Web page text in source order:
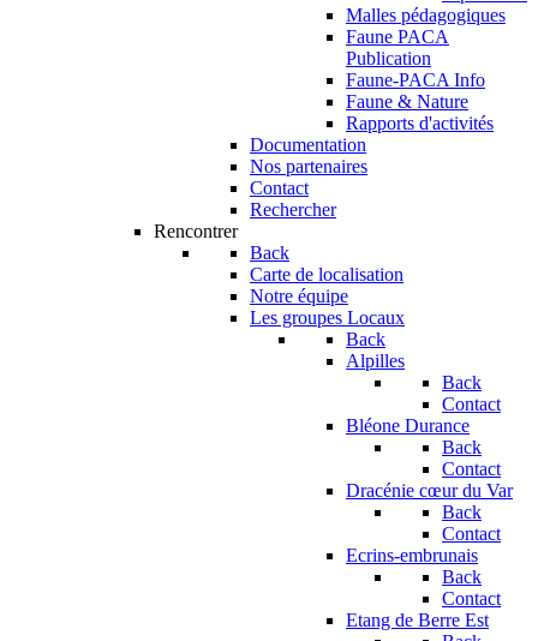
Malles pédagogiques
Faune PACA
Publication
Faune-PACA Info
Faune & Nature
Rapports d'activités
Documentation
Nos partenaires
Contact
Rechercher
Rencontrer
Back
Carte de localisation
Notre équipe
Les groupes Locaux
Back
Alpilles
Back
Contact
Bléone Durance
Back
Contact
Dracénie cœur du Var
Back
Contact
Ecrins-embrunais
Back
Contact
Etang de Berre Est